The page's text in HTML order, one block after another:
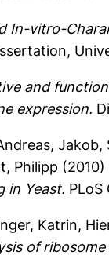
In-vitro-
and
expression.
, Jakob,
Philipp (2010)
in Yeast. PLoS
Katrin,
of